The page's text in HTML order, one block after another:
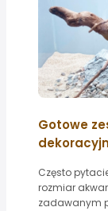
Gotowe
Często
rozmiar
zadawanym